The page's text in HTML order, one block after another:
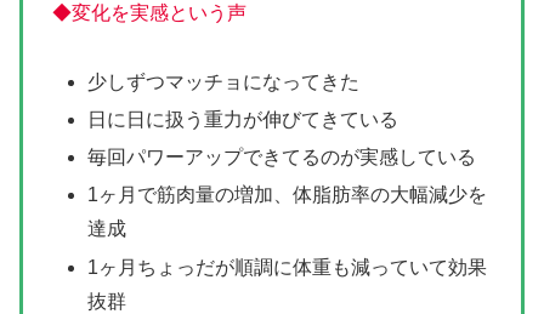
◆変化を実感という声
少しずつマッチョになってきた
日に日に扱う重力が伸びてきている
毎回パワーアップできてるのが実感している
1ヶ月で筋肉量の増加、体脂肪率の大幅減少を
達成
1ヶ月ちょっだが順調に体重も減っていて効果
抜群